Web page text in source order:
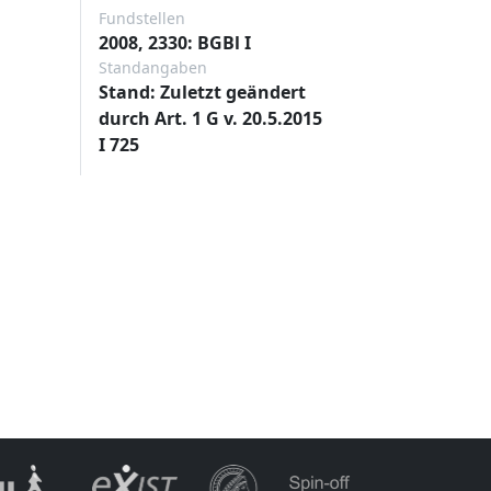
Fundstellen
2008, 2330: BGBl I
Standangaben
Stand: Zuletzt geändert
durch Art. 1 G v. 20.5.2015
I 725